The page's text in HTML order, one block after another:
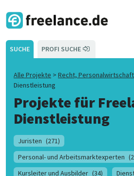
SUCHE PROFI SUCHE
Alle Projekte > Recht,
Dienstleistung
Projekte für
Dienstleistung
Juristen (271)
Personal- und Arbeitsmarktexperten
Kursleiter und Ausbilder (34)